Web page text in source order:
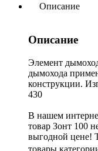
Описание
Описание
Элемент
дымохода
конструкции.
430
В нашем
товар Зонт 100
выгодной цене!
товары